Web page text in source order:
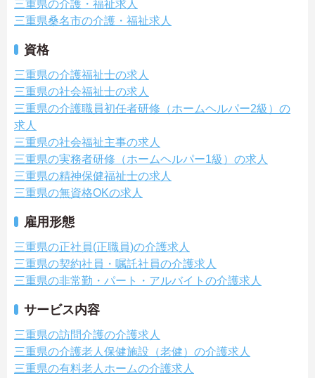
三重県の介護・福祉求人
三重県桑名市の介護・福祉求人
資格
三重県の介護福祉士の求人
三重県の社会福祉士の求人
三重県の介護職員初任者研修（ホームヘルパー2級）の
求人
三重県の社会福祉主事の求人
三重県の実務者研修（ホームヘルパー1級）の求人
三重県の精神保健福祉士の求人
三重県の無資格OKの求人
雇用形態
三重県の正社員(正職員)の介護求人
三重県の契約社員・嘱託社員の介護求人
三重県の非常勤・パート・アルバイトの介護求人
サービス内容
三重県の訪問介護の介護求人
三重県の介護老人保健施設（老健）の介護求人
三重県の有料老人ホームの介護求人